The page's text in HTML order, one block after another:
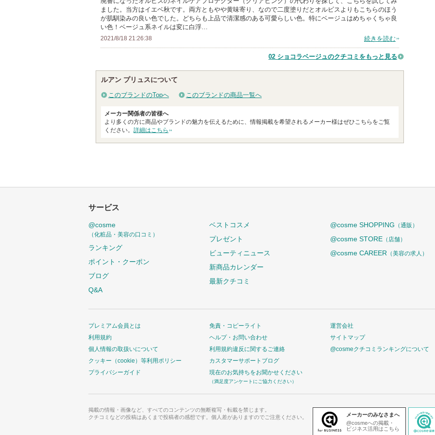
ま
す
ー
に
り
さ
れ
ました。当方はイエベ秋です。両方ともやや黄味寄り、なので二度塗りだとオルビスよりもこちらのほう
が肌馴染みの良い色でした。どちらも上品で清潔感のある可愛らしい色。特にベージュはめちゃくちゃ良
い色！ベージュ系ネイルは変に白浮…
2021/8/18 21:26:38 続きを読む
02 ショコラベージュのクチコミをもっと見る
ルアン プリュスについて
このブランドのTopへ このブランドの商品一覧へ
メーカー関係者の皆様へ
より多くの方に商品やブランドの魅力を伝えるために、情報掲載を希望されるメーカー様はぜひこちらをご覧
ください。 詳細はこちら
サービス
@cosme
（化粧品・美容の口コミ）
ランキング
ポイント・クーポン
ブログ
Q&A
ベストコスメ
プレゼント
ビューティニュース
新商品カレンダー
最新クチコミ
@cosme SHOPPING （通販）
@cosme STORE （店舗）
@cosme CAREER （美容の求人）
プレミアム会員とは
利用規約
個人情報の取扱いについて
クッキー（cookie）等利用ポリシー
プライバシーガイド
免責・コピーライト
ヘルプ・お問い合わせ
利用規約違反に関するご連絡
カスタマーサポートブログ
現在のお気持ちをお聞かせください
（満足度アンケートにご協力ください）
運営会社
サイトマップ
@cosmeクチコミランキングについて
掲載の情報・画像など、すべてのコンテンツの無断複写・転載を禁じます。
クチコミなどの投稿はあくまで投稿者の感想です。個人差がありますのでご注意ください。
メーカーのみなさまへ
@cosmeへの掲載・
ビジネス活用はこちら